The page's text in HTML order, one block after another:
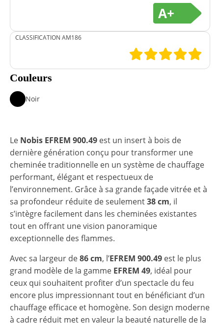
A+
CLASSIFICATION AM186
Couleurs
Noir
Le Nobis EFREM 900.49 est un insert à bois de
dernière génération conçu pour transformer une
cheminée traditionnelle en un système de chauffage
performant, élégant et respectueux de
l’environnement. Grâce à sa grande façade vitrée et à
sa profondeur réduite de seulement38 cm, il
s’intègre facilement dans les cheminées existantes
tout en offrant une vision panoramique
exceptionnelle des flammes.
Avec sa largeur de86 cm, l’EFREM 900.49 est le plus
grand modèle de la gamme EFREM 49, idéal pour
ceux qui souhaitent profiter d’un spectacle du feu
encore plus impressionnant tout en bénéficiant d’un
chauffage efficace et homogène. Son design moderne
à cadre réduit met en valeur la beauté naturelle de la